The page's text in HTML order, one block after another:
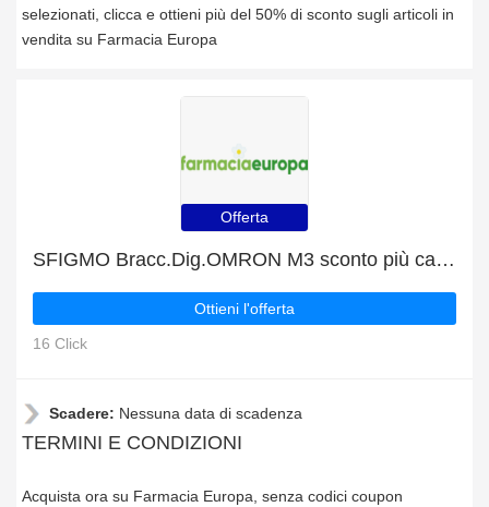
selezionati, clicca e ottieni più del 50% di sconto sugli articoli in
vendita su Farmacia Europa
Offerta
SFIGMO Bracc.Dig.OMRON M3 sconto più cashback
Ottieni l'offerta
16 Click
Scadere: Nessuna data di scadenza
TERMINI E CONDIZIONI
Acquista ora su Farmacia Europa, senza codici coupon